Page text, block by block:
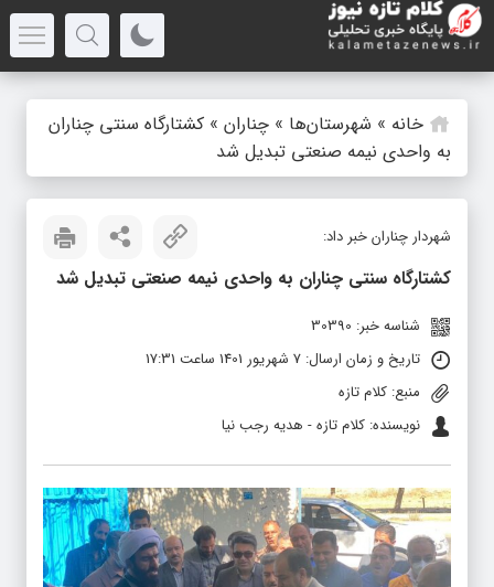
خانه » شهرستان‌ها » چناران » کشتارگاه سنتی چناران
به واحدی نیمه صنعتی تبدیل شد
شهردار چناران خبر داد:
کشتارگاه سنتی چناران به واحدی نیمه صنعتی تبدیل شد
شناسه خبر: 30390
تاریخ و زمان ارسال: 7 شهریور 1401 ساعت 17:31
منبع: کلام تازه
نویسنده: کلام تازه - هدیه رجب نیا